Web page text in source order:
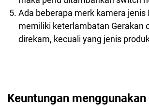
Ada beberapa merk kamera jenis
memiliki keterlambatan Gerakan
direkam, kecuali yang jenis
Keuntungan